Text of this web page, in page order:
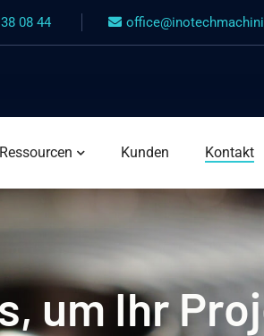
08 44
Ressourcen Kunden Kontakt
um Ihr